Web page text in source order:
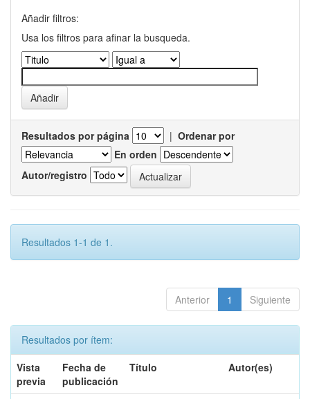
Añadir filtros:
Usa los filtros para afinar la busqueda.
Resultados por página | Ordenar por
En orden
Autor/registro
Resultados 1-1 de 1.
Anterior 1 Siguiente
Resultados por ítem:
Vista
previa
Fecha de
publicación
Título Autor(es)